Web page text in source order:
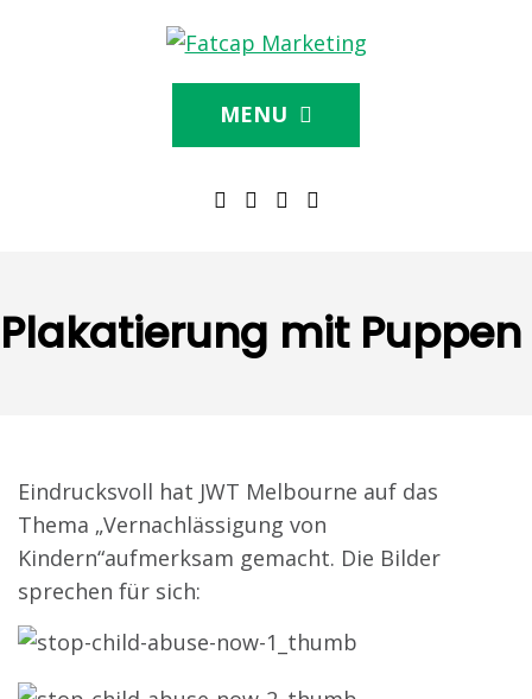
MENU
Plakatierung mit Puppen
Eindrucksvoll hat JWT Melbourne auf das
Thema „Vernachlässigung von
Kindern“aufmerksam gemacht. Die Bilder
sprechen für sich: